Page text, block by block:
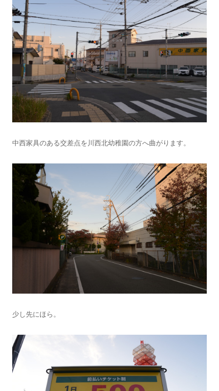
中西家具のある交差点を川西北幼稚園の方へ曲がります。
少し先にほら。